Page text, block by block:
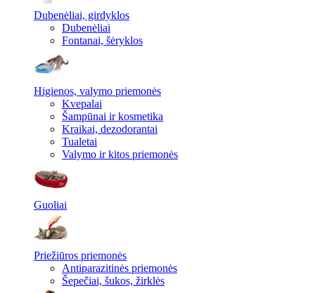
Dubenėliai, girdyklos
Dubenėliai
Fontanai, šėryklos
Higienos, valymo priemonės
Kvepalai
Šampūnai ir kosmetika
Kraikai, dezodorantai
Tualetai
Valymo ir kitos priemonės
Guoliai
Priežiūros priemonės
Antiparazitinės priemonės
Šepečiai, šukos, žirklės